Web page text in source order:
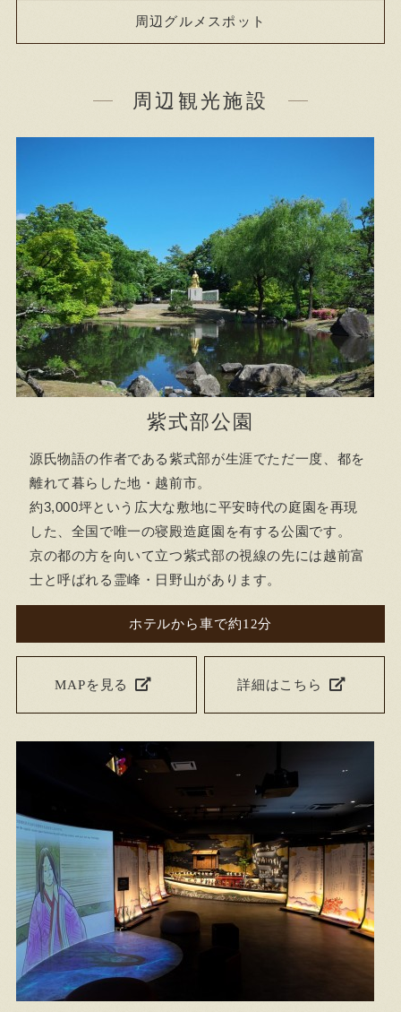
周辺グルメスポット
周辺観光施設
紫式部公園
源氏物語の作者である紫式部が生涯でただ一度、都を
離れて暮らした地・越前市。
約3,000坪という広大な敷地に平安時代の庭園を再現
した、全国で唯一の寝殿造庭園を有する公園です。
京の都の方を向いて立つ紫式部の視線の先には越前富
士と呼ばれる霊峰・日野山があります。
ホテルから車で約12分
MAPを見る 詳細はこちら